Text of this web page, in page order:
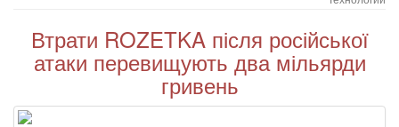
Втрати ROZETKA після російської
атаки перевищують два мільярди
гривень